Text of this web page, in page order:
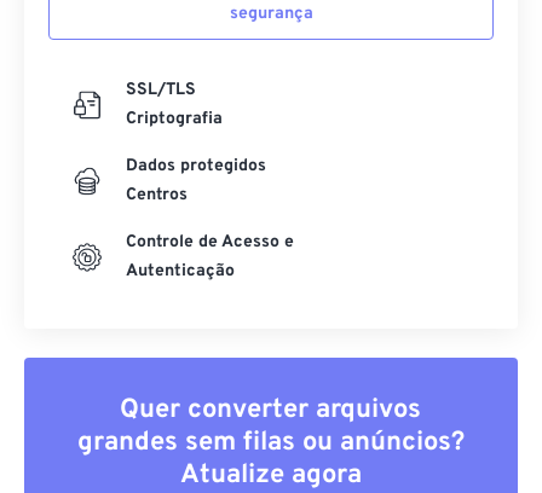
segurança
SSL/TLS
Criptografia
Dados protegidos
Centros
Controle de Acesso e
Autenticação
Quer converter arquivos
grandes sem filas ou anúncios?
Atualize agora